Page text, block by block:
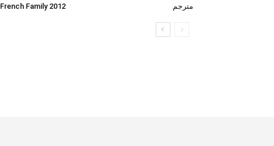
French Family 2012 بجودة عالية
مترجم